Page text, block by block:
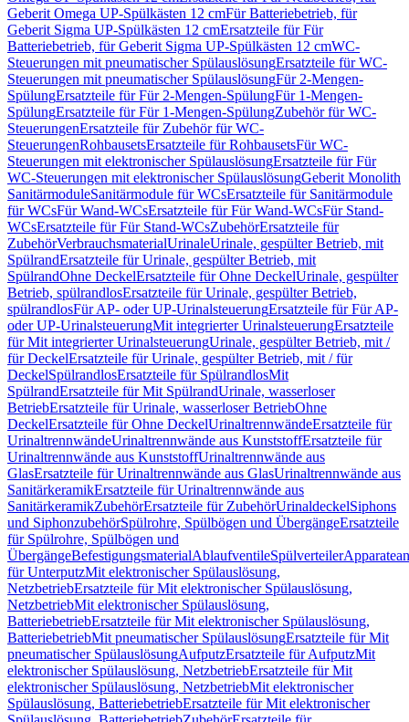
Geberit Omega UP-Spülkästen 12 cmFür Batteriebetrieb, für
Geberit Sigma UP-Spülkästen 12 cmErsatzteile für Für
Batteriebetrieb, für Geberit Sigma UP-Spülkästen 12 cmWC-
Steuerungen mit pneumatischer SpülauslösungErsatzteile für WC-
Steuerungen mit pneumatischer SpülauslösungFür 2-Mengen-
SpülungErsatzteile für Für 2-Mengen-SpülungFür 1-Mengen-
SpülungErsatzteile für Für 1-Mengen-SpülungZubehör für WC-
SteuerungenErsatzteile für Zubehör für WC-
SteuerungenRohbausetsErsatzteile für RohbausetsFür WC-
Steuerungen mit elektronischer SpülauslösungErsatzteile für Für
WC-Steuerungen mit elektronischer SpülauslösungGeberit Monolith
SanitärmoduleSanitärmodule für WCsErsatzteile für Sanitärmodule
für WCsFür Wand-WCsErsatzteile für Für Wand-WCsFür Stand-
WCsErsatzteile für Für Stand-WCsZubehörErsatzteile für
ZubehörVerbrauchsmaterialUrinaleUrinale, gespülter Betrieb, mit
SpülrandErsatzteile für Urinale, gespülter Betrieb, mit
SpülrandOhne DeckelErsatzteile für Ohne DeckelUrinale, gespülter
Betrieb, spülrandlosErsatzteile für Urinale, gespülter Betrieb,
spülrandlosFür AP- oder UP-UrinalsteuerungErsatzteile für Für AP-
oder UP-UrinalsteuerungMit integrierter UrinalsteuerungErsatzteile
für Mit integrierter UrinalsteuerungUrinale, gespülter Betrieb, mit /
für DeckelErsatzteile für Urinale, gespülter Betrieb, mit / für
DeckelSpülrandlosErsatzteile für SpülrandlosMit
SpülrandErsatzteile für Mit SpülrandUrinale, wasserloser
BetriebErsatzteile für Urinale, wasserloser BetriebOhne
DeckelErsatzteile für Ohne DeckelUrinaltrennwändeErsatzteile für
UrinaltrennwändeUrinaltrennwände aus KunststoffErsatzteile für
Urinaltrennwände aus KunststoffUrinaltrennwände aus
GlasErsatzteile für Urinaltrennwände aus GlasUrinaltrennwände aus
SanitärkeramikErsatzteile für Urinaltrennwände aus
SanitärkeramikZubehörErsatzteile für ZubehörUrinaldeckelSiphons
und SiphonzubehörSpülrohre, Spülbögen und ÜbergängeErsatzteile
für Spülrohre, Spülbögen und
ÜbergängeBefestigungsmaterialAblaufventileSpülverteiler
für UnterputzMit elektronischer Spülauslösung,
NetzbetriebErsatzteile für Mit elektronischer Spülauslösung,
NetzbetriebMit elektronischer Spülauslösung,
BatteriebetriebErsatzteile für Mit elektronischer Spülauslösung,
BatteriebetriebMit pneumatischer SpülauslösungErsatzteile für Mit
pneumatischer SpülauslösungAufputzErsatzteile für AufputzMit
elektronischer Spülauslösung, NetzbetriebErsatzteile für Mit
elektronischer Spülauslösung, NetzbetriebMit elektronischer
Spülauslösung, BatteriebetriebErsatzteile für Mit elektronischer